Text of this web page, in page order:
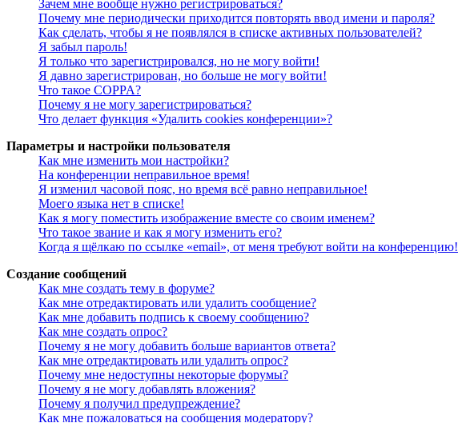
Зачем мне вообще нужно регистрироваться?
Почему мне периодически приходится повторять ввод имени и пароля?
Как сделать, чтобы я не появлялся в списке активных пользователей?
Я забыл пароль!
Я только что зарегистрировался, но не могу войти!
Я давно зарегистрирован, но больше не могу войти!
Что такое COPPA?
Почему я не могу зарегистрироваться?
Что делает функция «Удалить cookies конференции»?
Параметры и настройки пользователя
Как мне изменить мои настройки?
На конференции неправильное время!
Я изменил часовой пояс, но время всё равно неправильное!
Моего языка нет в списке!
Как я могу поместить изображение вместе со своим именем?
Что такое звание и как я могу изменить его?
Когда я щёлкаю по ссылке «email», от меня требуют войти на конференцию!
Создание сообщений
Как мне создать тему в форуме?
Как мне отредактировать или удалить сообщение?
Как мне добавить подпись к своему сообщению?
Как мне создать опрос?
Почему я не могу добавить больше вариантов ответа?
Как мне отредактировать или удалить опрос?
Почему мне недоступны некоторые форумы?
Почему я не могу добавлять вложения?
Почему я получил предупреждение?
Как мне пожаловаться на сообщения модератору?